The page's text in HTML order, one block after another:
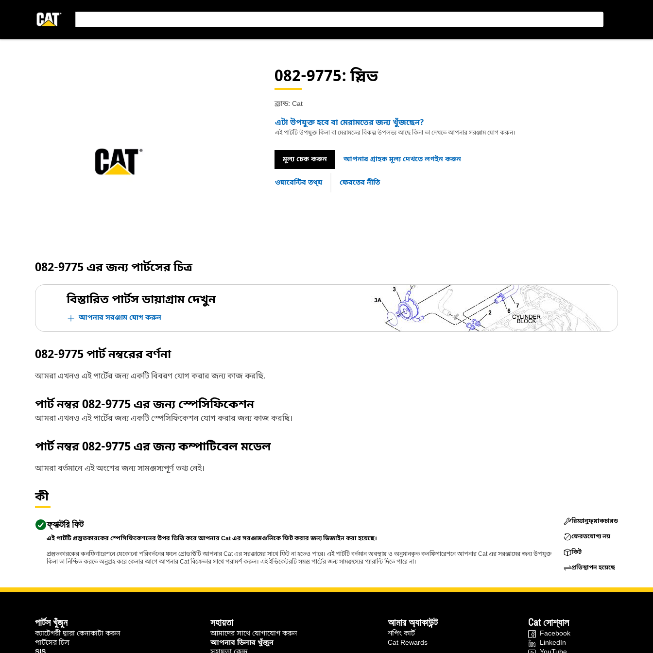
082-9775: স্লিভ
ব্র্যান্ড: Cat
এটা উপযুক্ত হবে বা মেরামতের জন্য খুঁজছেন?
এই পার্টটি উপযুক্ত কিনা বা মেরামতের বিকল্প উপলভ্য আছে কিনা তা দেখতে আপনার সরঞ্জাম যোগ করুন।
মূল্য চেক করুন আপনার গ্রাহক মূল্য দেখতে লগইন করুন
ওয়ারেন্টির তথ্য় ফেরতের নীতি
082-9775এর জন্য পার্টসের চিত্র
বিস্তারিত পার্টস ডায়াগ্রাম দেখুন
আপনার সরঞ্জাম যোগ করুন
082-9775পার্ট নম্বরের বর্ণনা
আমরা এখনও এই পার্টের জন্য একটি বিবরণ যোগ করার জন্য কাজ করছি.
পার্ট নম্বর082-9775এর জন্য স্পেসিফিকেশন
আমরা এখনও এই পার্টের জন্য একটি স্পেসিফিকেশন যোগ করার জন্য কাজ করছি।
পার্ট নম্বর082-9775এর জন্য কম্পাটিবেল মডেল
আমরা বর্তমানে এই অংশের জন্য সামঞ্জস্যপূর্ণ তথ্য নেই।
কী
ফ্যাক্টরি ফিট
এই পার্টটি প্রস্তুতকারকের স্পেসিফিকেশনের উপর ভিত্তি করে আপনার Cat এর সরঞ্জামগুলিকে ফিট করার জন্য ডিজাইন করা হয়েছে।
প্রস্তুতকারকের কনফিগারেশনে যেকোনো পরিবর্তনের ফলে প্রোডাক্টটি আপনার Cat এর সরঞ্জামের সাথে ফিট না হতেও পারে। এই পার্টটি বর্তমান অবস্থায় ও অনুমানকৃত কনফিগারেশনে আপনার Cat এর সরঞ্জামের জন্য উপযুক্ত
কিনা তা নিশ্চিত করতে অনুগ্রহ করে কেনার আগে আপনার Cat বিক্রেতার সাথে পরামর্শ করুন। এই ইন্ডিকেটরটি সমস্ত পার্টের জন্য সামঞ্জস্যের গ্যারান্টি দিতে পারে না।
রিম্যানুফ্য়াকচারড
ফেরতযোগ্য নয়
কিট
প্রতিস্থাপন হয়েছে
পার্টস খুঁজুন
ক্যাটেগরী দ্বারা কেনাকাটা করুন
পার্টসের চিত্র
সহায়তা
আমাদের সাথে যোগাযোগ করুন
আপনার ডিলার খুঁজুন
আমার অ্যাকাউন্ট
শপিং কার্ট
Cat Rewards
Cat সোশ্যাল
Facebook
LinkedIn